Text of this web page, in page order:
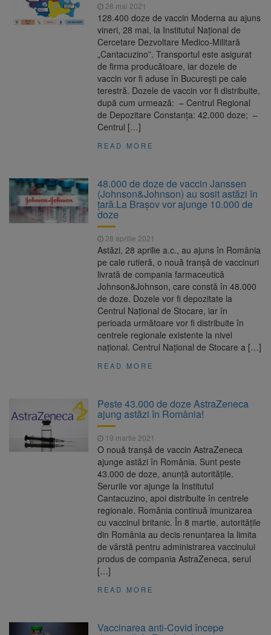
28 mai 2021
128.400 doze de vaccin Moderna au ajuns
vineri, 28 mai, la Institutul Național de
Cercetare Dezvoltare Medico-Militară
„Cantacuzino”. Transportul este asigurat
de firma producătoare, iar dozele de
vaccin vor fi aduse în București pe cale
terestră. Dozele de vaccin vor fi distribuite,
după cum urmează: – Centrul Regional
de Depozitare Constanța: 42.000 doze; –
Centrul […]
READ MORE
48.000 de doze de vaccin Janssen
(Johnson&Johnson) au sosit astăzi în
țară.La Braşov vor ajunge 10.000 de
doze
28 aprilie 2021
Astăzi, 28 aprilie a.c., au ajuns în România
pe cale rutieră, o nouă tranșă de vaccinuri
livrată de compania farmaceutică
Johnson&Johnson, care constă în 48.000
de doze. Dozele vor fi depozitate la
Centrul Național de Stocare, iar în
perioada următoare vor fi distribuite în
centrele regionale existente la nivel
național. Centrul Național de Stocare a […]
READ MORE
Peste 43.000 de doze AstraZeneca
ajung astăzi în România!
19 martie 2021
O nouă tranșă de vaccin AstraZeneca
ajunge astăzi în România. Sunt peste
43.000 de doze, anunţă autoritățile.
Serurile vor ajunge la Institutul
Cantacuzino, apoi distribuite în centrele
regionale. România continuă imunizarea
cu vaccinul britanic. În 8 martie, autoritățile
din România au decis renunțarea la limita
de vârstă pentru administrarea vaccinului
produs de compania AstraZeneca, serul
[…]
READ MORE
Vaccinarea anti-Covid începe